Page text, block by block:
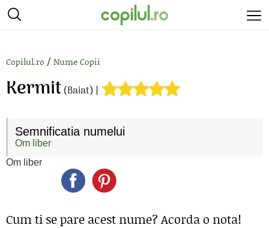
Copilul.ro / Nume Copii
Kermit(Baiat) |
Semnificatia numelui
Om liber
Om liber
Cum ti se pare acest nume? Acorda o nota!